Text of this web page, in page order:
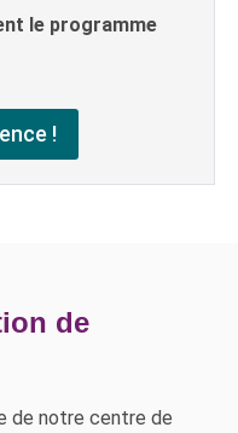
le programme
!
de
de notre centre de